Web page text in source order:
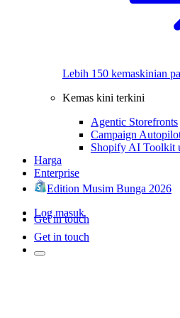
Lebih 150 kemaskinian
Kemas kini terkini
Agentic Storefronts
Campaign
Shopify AI Toolkit
Harga
Enterprise
Edition Musim Bunga 2026
Log masuk
Get in touch
Get in touch